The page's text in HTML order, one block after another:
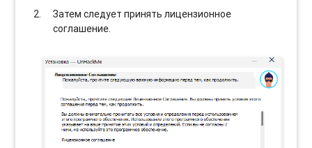
Затем следует принять лицензионное
соглашение.